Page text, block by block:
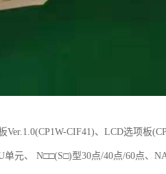
Ver.1.0(CP1W-CIF41)、LCD选项板
元、 N□□(S□)型30点/40点/60点、